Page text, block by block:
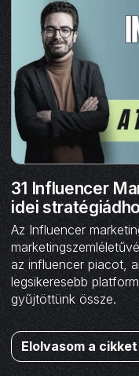
31 Influencer
idei
Az Influencer
az influencer piacot,
legsikeresebb
gyűjtöttünk össze.
Elolvasom a cikket